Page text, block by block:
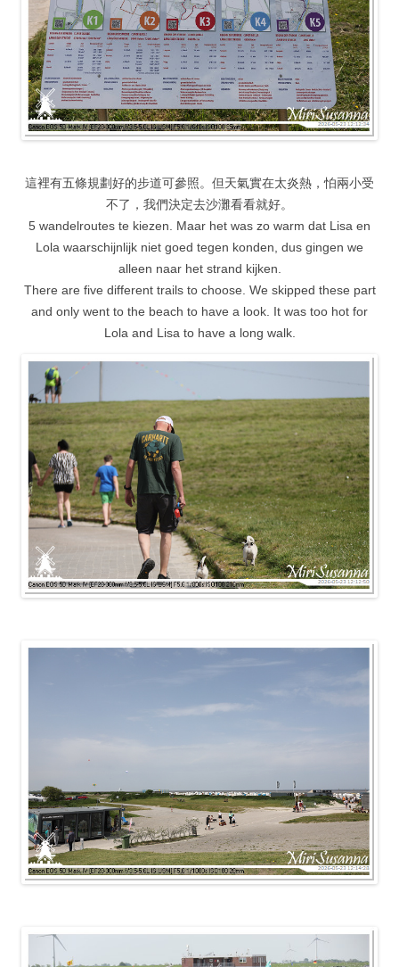
這裡有五條規劃好的步道可參照。但天氣實在太炎熱，怕兩小受
不了，我們決定去沙灘看看就好。
5 wandelroutes te kiezen. Maar het was zo warm dat Lisa en
Lola waarschijnlijk niet goed tegen konden, dus gingen we
alleen naar het strand kijken.
There are five different trails to choose. We skipped these part
and only went to the beach to have a look. It was too hot for
Lola and Lisa to have a long walk.